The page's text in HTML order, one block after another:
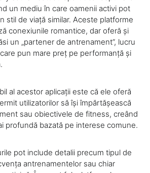
un mediu în care oamenii activi pot
stil de viață similar. Aceste platforme
conexiunile romantice, dar oferă și
un „partener de antrenament”, lucru
pun mare preț pe performanță și
al acestor aplicații este că ele oferă
utilizatorilor să își împărtășească
sau obiectivele de fitness, creând
profundă bazată pe interese comune.
pot include detalii precum tipul de
antrenamentelor sau chiar